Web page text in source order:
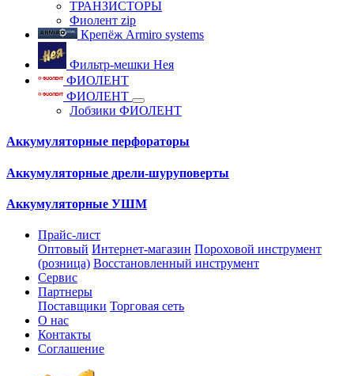
ТРАНЗИСТОРЫ
Фиолент zip
Крепёж Armiro systems
Фильтр-мешки Нея
ФИОЛЕНТ
ФИОЛЕНТ
Лобзики ФИОЛЕНТ
Аккумуляторные перфораторы
Аккумуляторные дрели-шуруповерты
Аккумуляторные УШМ
Прайс-лист
Оптовый Интернет-магазин Пороховой инструмент
(розница) Восстановленный инструмент
Сервис
Партнеры
Поставщики Торговая сеть
О нас
Контакты
Соглашение